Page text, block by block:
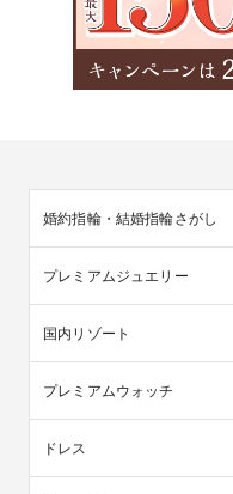
婚約指輪・結婚指輪さがし
プレミアムジュエリー
国内リゾート
プレミアムウォッチ
ドレス